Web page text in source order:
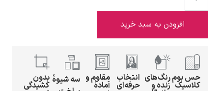
ادوارد هاپر
به سبد خرید
انتخاب
حرفه‌ای
مقاوم و
آمادهٔ
سه شیوهٔبدون
کشیدگی